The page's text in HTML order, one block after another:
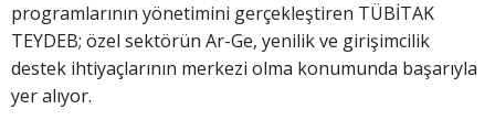
programlarının yönetimini gerçekleştiren TÜBİTAK
TEYDEB; özel sektörün Ar-Ge, yenilik ve girişimcilik
destek ihtiyaçlarının merkezi olma konumunda başarıyla
yer alıyor.